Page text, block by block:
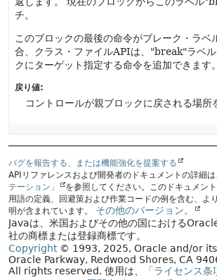
チ。
このブロックの最後の命令がブレーク・ラベ
合、クラス・ファイルAPIは、"break"ラベル
クにターゲット指定する命令を追加できます。
戻り値:
コントロールが親ブロックに戻される場所
バグを報告する、または機能強化を提案する
APIリファレンスおよび開発者のドキュメントの詳細は
テーション」
を参照してください。このドキュメン
用語の定義、回避策および作業コードの例を含む、よ
明が含まれています。
その他のバージョン。
Javaは、米国およびその他の国における
社の商標または登録商標です。
Copyright© 1993, 2025, Oracle and/or
Oracle Parkway, Redwood Shores, CA
All rights reserved. 使用は、 「ライセンス条